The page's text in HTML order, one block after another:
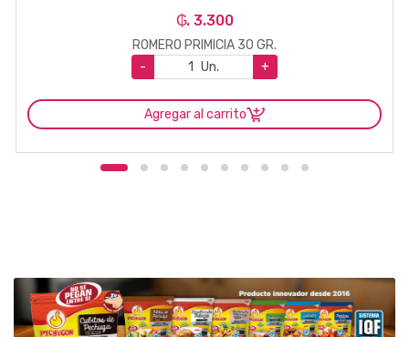
₲. 3.300
ROMERO PRIMICIA 30 GR.
-
Un. +
Agregar al carrito